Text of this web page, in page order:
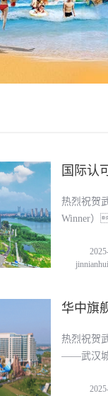
国际认
热烈祝贺
Winner）
华中旗
热烈祝贺
——武汉城